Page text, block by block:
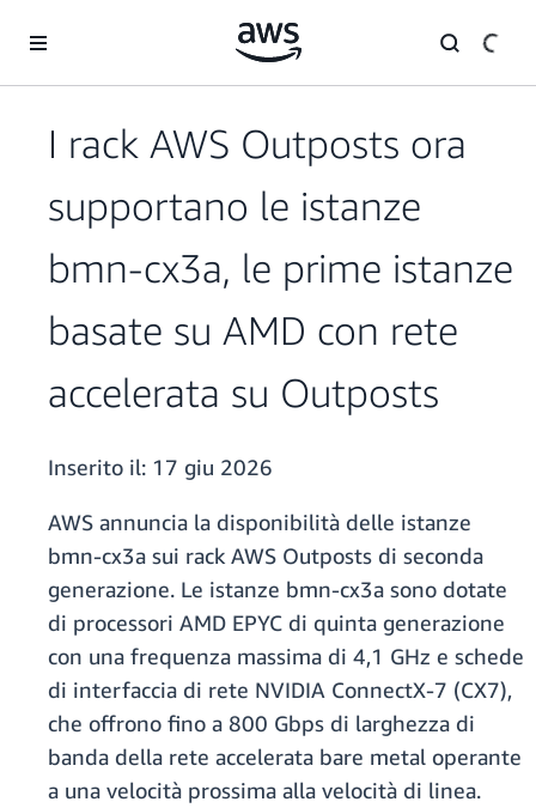
I rack AWS Outposts ora
supportano le istanze
bmn-cx3a, le prime istanze
basate su AMD con rete
accelerata su Outposts
Inserito il: 17 giu 2026
AWS annuncia la disponibilità delle istanze
bmn-cx3a sui rack AWS Outposts di seconda
generazione. Le istanze bmn-cx3a sono dotate
di processori AMD EPYC di quinta generazione
con una frequenza massima di 4,1 GHz e schede
di interfaccia di rete NVIDIA ConnectX-7 (CX7),
che offrono fino a 800 Gbps di larghezza di
banda della rete accelerata bare metal operante
a una velocità prossima alla velocità di linea.